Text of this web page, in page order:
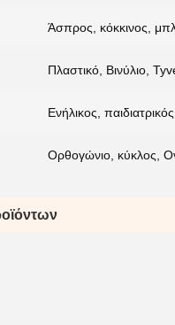
Άσπρος, κόκκινος,
Πλαστικό, Βινύλιο,
Ενήλικος,
Ορθογώνιο, κύκλος,